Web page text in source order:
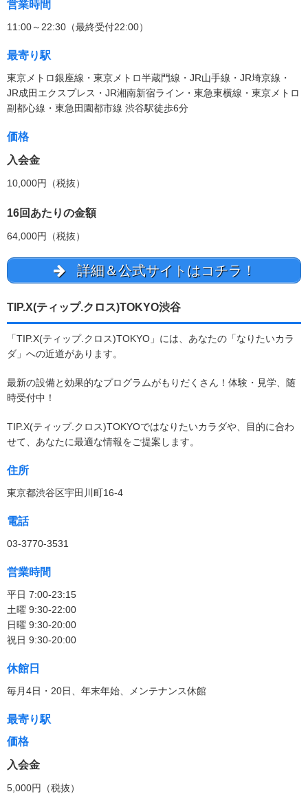
営業時間
11:00～22:30（最終受付22:00）
最寄り駅
東京メトロ銀座線・東京メトロ半蔵門線・JR山手線・JR埼京線・
JR成田エクスプレス・JR湘南新宿ライン・東急東横線・東京メトロ
副都心線・東急田園都市線 渋谷駅徒歩6分
価格
入会金
10,000円（税抜）
16回あたりの金額
64,000円（税抜）
詳細＆公式サイトはコチラ！
TIP.X(ティップ.クロス)TOKYO渋谷
「TIP.X(ティップ.クロス)TOKYO」には、あなたの「なりたいカラ
ダ」への近道があります。
最新の設備と効果的なプログラムがもりだくさん！体験・見学、随
時受付中！
TIP.X(ティップ.クロス)TOKYOではなりたいカラダや、目的に合わ
せて、あなたに最適な情報をご提案します。
住所
東京都渋谷区宇田川町16-4
電話
03-3770-3531
営業時間
平日 7:00-23:15
土曜 9:30-22:00
日曜 9:30-20:00
祝日 9:30-20:00
休館日
毎月4日・20日、年末年始、メンテナンス休館
最寄り駅
価格
入会金
5,000円（税抜）